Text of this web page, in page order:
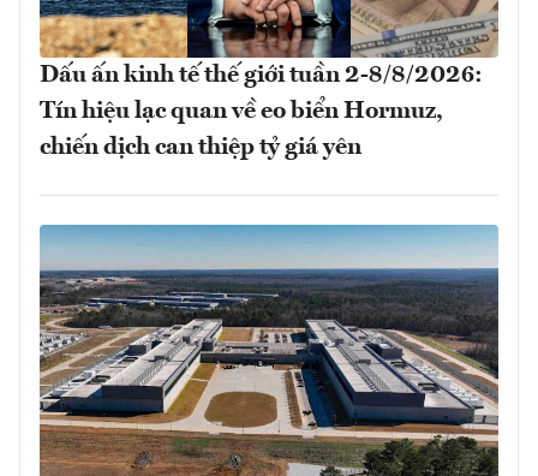
Dấu ấn kinh tế thế giới tuần 2-8/8/2026:
Tín hiệu lạc quan về eo biển Hormuz,
chiến dịch can thiệp tỷ giá yên